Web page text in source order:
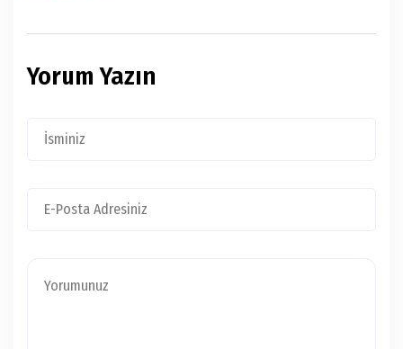
Yorum Yazın